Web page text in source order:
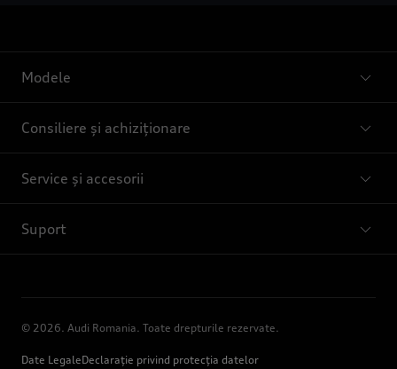
Modele
Consiliere și achiziționare
Service și accesorii
Suport
© 2026. Audi Romania. Toate drepturile rezervate.
Date LegaleDeclarație privind protecția datelor